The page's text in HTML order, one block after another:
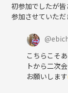
初参加でしたが
参加させていた
@
こちらこそ
トから二次
お願いしま